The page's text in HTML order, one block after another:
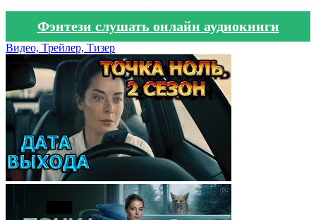
Фэнтези слушать онлайн аудиокниги
Видео, Трейлер, Тизер